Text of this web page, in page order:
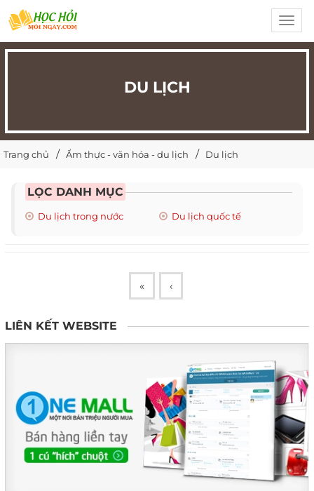
DU LỊCH
Trang chủ Ẩm thực - văn hóa - du lịch Du lịch
LỌC DANH MỤC
Du lịch trong nước Du lịch quốc tế
« ‹
LIÊN KẾT WEBSITE